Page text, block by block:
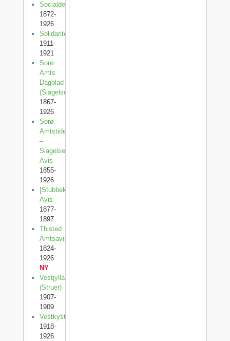
Socialdemokraten
1872-
1926
Solidaritet
1911-
1921
Sorø
Amts
Dagblad
(SlagelsePosten)
1867-
1926
Sorø
Amtstidende
–
Slagelse
Avis
1855-
1926
[Stubbekøbing
Avis
1877-
1897
Thisted
Amtsavis
1824-
1926
NY
Vestjylland
(Struer)
1907-
1909
Vestkysten
1918-
1926